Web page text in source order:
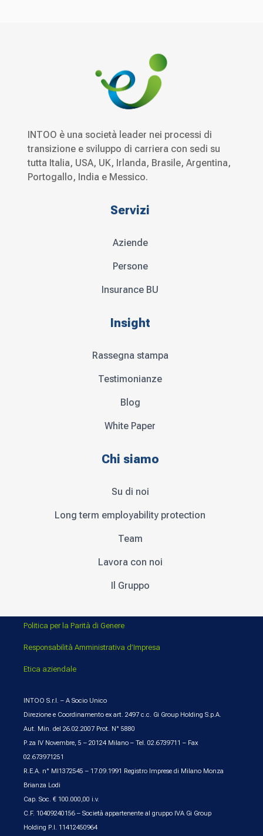
INTOO è una società leader nei processi di
transizione e sviluppo di carriera con sedi su
tutta Italia, USA, UK, Irlanda, Brasile, Argentina,
Portogallo, India e Messico.
Servizi
Aziende
Persone
Insurance BU
Insight
Rassegna stampa
Testimonianze
Blog
White Paper
Chi siamo
Su di noi
Long term employability protection
Team
Lavora con noi
Il Gruppo
Politica per la Parità di Genere
Responsabilità Amministrativa d’Impresa
Etica aziendale
INTOO S.r.l. – A Socio Unico
Direzione e Coordinamento ex art. 2497 c.c. Gi Group Holding S.p.A.
Aut. Min. del 26.02.2007 Prot. N° 5880
P.za IV Novembre, 5 – 20124 Milano – Tel. 02.6739711 – Fax
02.673971251
R.E.A. n° MI1372545 – 17.09.1991 Registro Imprese di Milano Monza
Brianza Lodi
Cap. Soc. € 100.000,00 i.v.
C.F. 10409240156 – Società appartenente al gruppo IVA Gi Group
Holding P.I. 11412450964